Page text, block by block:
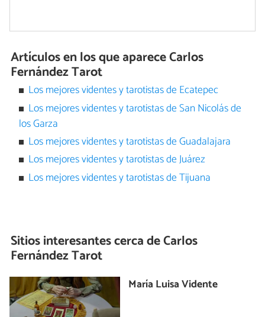
Artículos en los que aparece Carlos
Fernández Tarot
Los mejores videntes y tarotistas de Ecatepec
Los mejores videntes y tarotistas de San Nicolás de
los Garza
Los mejores videntes y tarotistas de Guadalajara
Los mejores videntes y tarotistas de Juárez
Los mejores videntes y tarotistas de Tijuana
Sitios interesantes cerca deCarlos
Fernández Tarot
María Luisa Vidente